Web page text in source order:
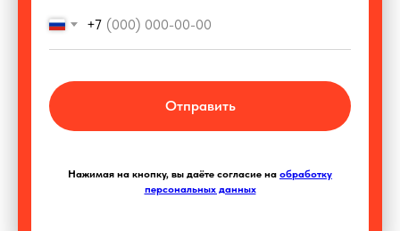
+7
Отправить
Нажимая на кнопку, вы даёте согласие на обработку
персональных данных